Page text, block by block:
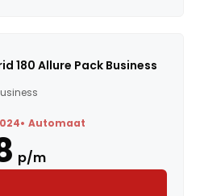
180 Allure Pack Business
Automaat
p/m